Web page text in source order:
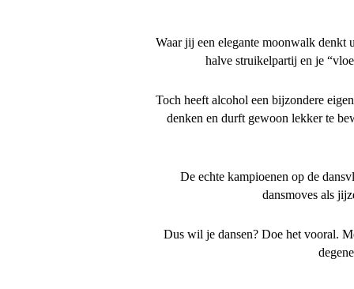
Waar jij een elegante moonwalk denkt
halve struikelpartij en je
Toch heeft alcohol een bijzondere
denken en durft gewoon lekker te
De echte kampioenen op de
dansmoves als
Dus wil je dansen? Doe het vooral.